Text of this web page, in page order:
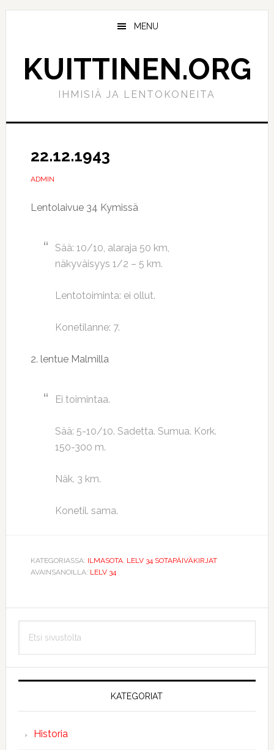
Hyppää
Hyppää
MENU
KUITTINEN.ORG
IHMISIÄ JA LENTOKONEITA
22.12.1943
ADMIN
Lentolaivue 34 Kymissä
Sää: 10/10, alaraja 50 km,
näkyväisyys 1/2 – 5 km.
Lentotoiminta: ei ollut.
Konetilanne: 7.
2. lentue Malmilla
Ei toimintaa.
Sää: 5-10/10. Sadetta. Sumua. Kork.
150-300 m.
Näk. 3 km.
Konetil. sama.
KATEGORIASSA: ILMASOTA, LELV 34 SOTAPÄIVÄKIRJAT
AVAINSANOILLA: LELV 34
Ensisijainen
sivupalkki
sivustolta
KATEGORIAT
Historia